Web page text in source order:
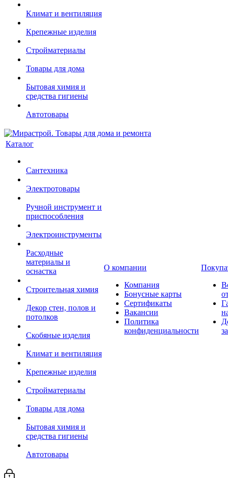
Климат и вентиляция
Крепежные изделия
Стройматериалы
Товары для дома
Бытовая химия и
средства гигиены
Автотовары
Каталог
Сантехника
Электротовары
Ручной инструмент и
приспособления
Электроинструменты
Расходные
материалы и
оснастка
Строительная химия
Декор стен, полов и
потолков
Скобяные изделия
Климат и вентиляция
Крепежные изделия
Стройматериалы
Товары для дома
Бытовая химия и
средства гигиены
Автотовары
О компании
Компания
Бонусные карты
Сертификаты
Вакансии
Политика
конфиденциальности